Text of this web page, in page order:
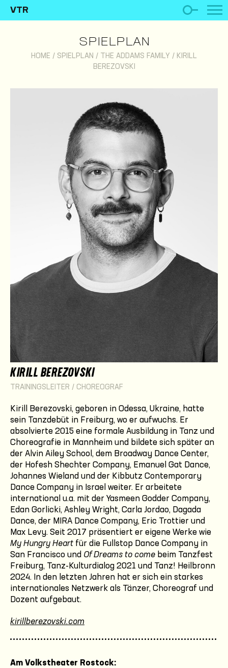
VTR
SPIELPLAN
HOME / SPIELPLAN / THE ADDAMS FAMILY / KIRILL
BEREZOVSKI
KIRILL BEREZOVSKI
TRAININGSLEITER / CHOREOGRAF
Kirill Berezovski, geboren in Odessa, Ukraine, hatte
sein Tanzdebüt in Freiburg, wo er aufwuchs. Er
absolvierte 2015 eine formale Ausbildung in Tanz und
Choreografie in Mannheim und bildete sich später an
der Alvin Ailey School, dem Broadway Dance Center,
der Hofesh Shechter Company, Emanuel Gat Dance,
Johannes Wieland und der Kibbutz Contemporary
Dance Company in Israel weiter. Er arbeitete
international u.a. mit der Yasmeen Godder Company,
Edan Gorlicki, Ashley Wright, Carla Jordao, Dagada
Dance, der MIRA Dance Company, Eric Trottier und
Max Levy. Seit 2017 präsentiert er eigene Werke wie
My Hungry Heart für die Fullstop Dance Company in
San Francisco und Of Dreams to come beim Tanzfest
Freiburg, Tanz-Kulturdialog 2021 und Tanz! Heilbronn
2024. In den letzten Jahren hat er sich ein starkes
internationales Netzwerk als Tänzer, Choreograf und
Dozent aufgebaut.
kirillberezovski.com
Am Volkstheater Rostock: